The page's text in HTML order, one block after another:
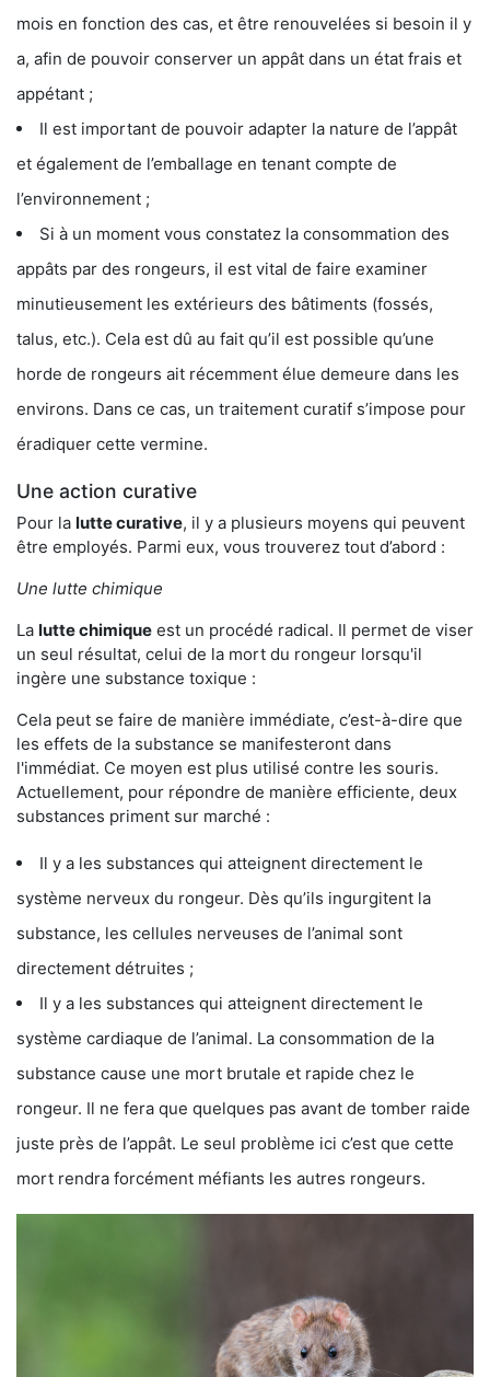
mois en fonction des cas, et être renouvelées si besoin il y
a, afin de pouvoir conserver un appât dans un état frais et
appétant ;
Il est important de pouvoir adapter la nature de l’appât
et également de l’emballage en tenant compte de
l’environnement ;
Si à un moment vous constatez la consommation des
appâts par des rongeurs, il est vital de faire examiner
minutieusement les extérieurs des bâtiments (fossés,
talus, etc.). Cela est dû au fait qu’il est possible qu’une
horde de rongeurs ait récemment élue demeure dans les
environs. Dans ce cas, un traitement curatif s’impose pour
éradiquer cette vermine.
Une action curative
Pour la lutte curative, il y a plusieurs moyens qui peuvent
être employés. Parmi eux, vous trouverez tout d’abord :
Une lutte chimique
La lutte chimique est un procédé radical. Il permet de viser
un seul résultat, celui de la mort du rongeur lorsqu'il
ingère une substance toxique :
Cela peut se faire de manière immédiate, c’est-à-dire que
les effets de la substance se manifesteront dans
l'immédiat. Ce moyen est plus utilisé contre les souris.
Actuellement, pour répondre de manière efficiente, deux
substances priment sur marché :
Il y a les substances qui atteignent directement le
système nerveux du rongeur. Dès qu’ils ingurgitent la
substance, les cellules nerveuses de l’animal sont
directement détruites ;
Il y a les substances qui atteignent directement le
système cardiaque de l’animal. La consommation de la
substance cause une mort brutale et rapide chez le
rongeur. Il ne fera que quelques pas avant de tomber raide
juste près de l’appât. Le seul problème ici c’est que cette
mort rendra forcément méfiants les autres rongeurs.